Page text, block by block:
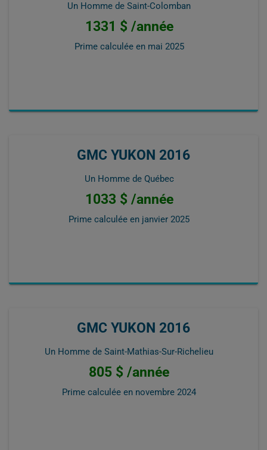
Un Homme de Saint-Colomban
1331 $ /année
Prime calculée en mai 2025
GMC YUKON 2016
Un Homme de Québec
1033 $ /année
Prime calculée en janvier 2025
GMC YUKON 2016
Un Homme de Saint-Mathias-Sur-Richelieu
805 $ /année
Prime calculée en novembre 2024